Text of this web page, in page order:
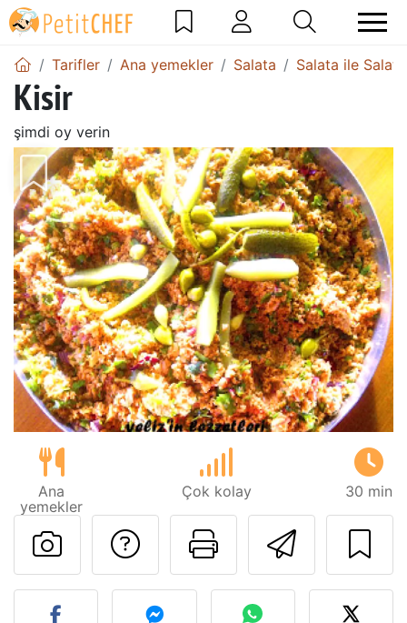
Tarifler Ana yemekler Salata Salata ile
Kisir
şimdi oy verin
Ana
yemekler
Çok kolay 30 min
Bu sayfayı
Tarif sahibine bir
Bu tarifin fotoğrafını